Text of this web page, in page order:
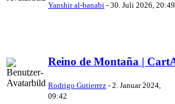
Yanshir al-banabi - 30. Juli 2026, 20:49
Reino de Montaña |
Rodrigo Gutierrez - 2. Januar 2024,
09:42